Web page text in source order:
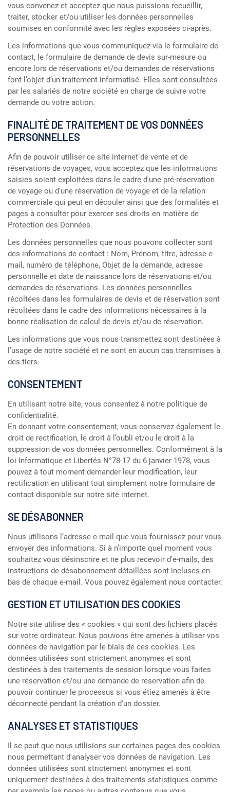
vous convenez et acceptez que nous puissions recueillir,
traiter, stocker et/ou utiliser les données personnelles
soumises en conformité avec les règles exposées ci-après.
Les informations que vous communiquez via le formulaire de
contact, le formulaire de demande de devis sur-mesure ou
encore lors de réservations et/ou demandes de réservations
font l’objet d’un traitement informatisé. Elles sont consultées
par les salariés de notre société en charge de suivre votre
demande ou votre action.
FINALITÉ DE TRAITEMENT DE VOS DONNÉES
PERSONNELLES
Afin de pouvoir utiliser ce site internet de vente et de
réservations de voyages, vous acceptez que les informations
saisies soient exploitées dans le cadre d'une pré-réservation
de voyage ou d'une réservation de voyage et de la relation
commerciale qui peut en découler ainsi que des formalités et
pages à consulter pour exercer ses droits en matière de
Protection des Données.
Les données personnelles que nous pouvons collecter sont
des informations de contact : Nom, Prénom, titre, adresse e-
mail, numéro de téléphone, Objet de la demande, adresse
personnelle et date de naissance lors de réservations et/ou
demandes de réservations. Les données personnelles
récoltées dans les formulaires de devis et de réservation sont
récoltées dans le cadre des informations nécessaires à la
bonne réalisation de calcul de devis et/ou de réservation.
Les informations que vous nous transmettez sont destinées à
l’usage de notre société et ne sont en aucun cas transmises à
des tiers.
CONSENTEMENT
En utilisant notre site, vous consentez à notre politique de
confidentialité.
En donnant votre consentement, vous conservez également le
droit de rectification, le droit à l’oubli et/ou le droit à la
suppression de vos données personnelles. Conformément à la
loi Informatique et Libertés N°78-17 du 6 janvier 1978, vous
pouvez à tout moment demander leur modification, leur
rectification en utilisant tout simplement notre formulaire de
contact disponible sur notre site internet.
SE DÉSABONNER
Nous utilisons l’adresse e-mail que vous fournissez pour vous
envoyer des informations. Si à n’importe quel moment vous
souhaitez vous désinscrire et ne plus recevoir d’e-mails, des
instructions de désabonnement détaillées sont incluses en
bas de chaque e-mail. Vous pouvez également nous contacter.
GESTION ET UTILISATION DES COOKIES
Notre site utilise des « cookies » qui sont des fichiers placés
sur votre ordinateur. Nous pouvons être amenés à utiliser vos
données de navigation par le biais de ces cookies. Les
données utilisées sont strictement anonymes et sont
destinées à des traitements de session lorsque vous faites
une réservation et/ou une demande de réservation afin de
pouvoir continuer le processus si vous étiez amenés à être
déconnecté pendant la création d'un dossier.
ANALYSES ET STATISTIQUES
Il se peut que nous utilisions sur certaines pages des cookies
nous permettant d'analyser vos données de navigation. Les
données utilisées sont strictement anonymes et sont
uniquement destinées à des traitements statistiques comme